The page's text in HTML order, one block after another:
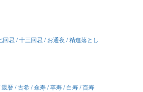
忌 / 十三回忌 / お通夜 / 精進落とし
暦 / 古希 / 傘寿 / 卒寿 / 白寿 / 百寿